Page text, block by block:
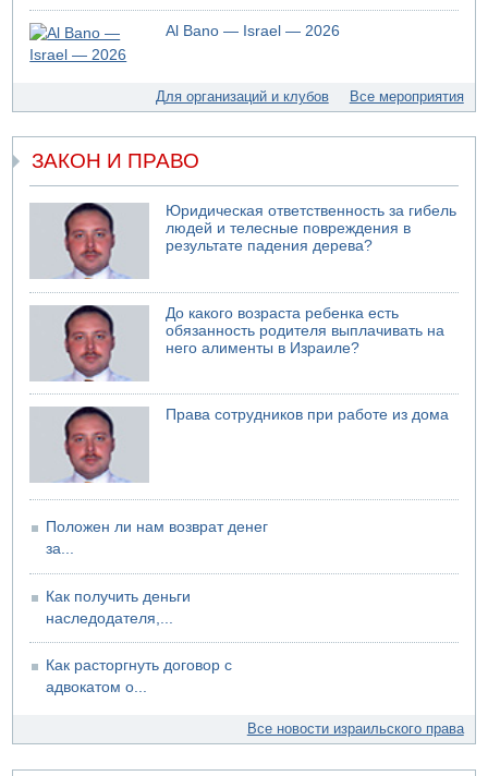
Взрыв в Северном Тель-Авиве
06.08.2026 08:11
Украинская атака на российский НПЗ
05.08.2026 18:30
Израиль провел испытания системы противоракетной
05.08.2026 18:28
05.08.2026 17:00
Бывший посол Израиля в ООН Гилад Эрдан объявит в
четверг о создании новой политической партии
Al Bano — Israel — 2026
Для организаций и клубов Все мероприятия
ЗАКОН И ПРАВО
Юридическая ответственность за гибель
людей и телесные повреждения в
результате падения дерева?
До какого возраста ребенка есть
обязанность родителя выплачивать на
него алименты в Израиле?
Права сотрудников при работе из дома
Положен ли нам возврат денег
за...
Как получить деньги
наследодателя,...
Как расторгнуть договор с
адвокатом о...
Все новости израильского права